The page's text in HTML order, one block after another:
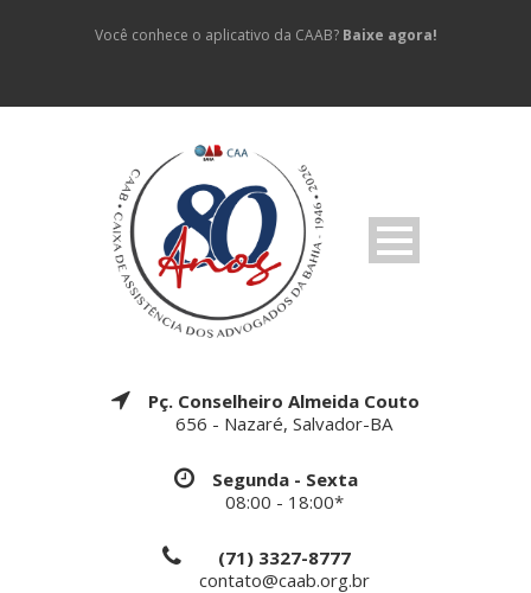
Você conhece o aplicativo da CAAB? Baixe agora!
Pç. Conselheiro Almeida Couto
656 - Nazaré, Salvador-BA
Segunda - Sexta
08:00 - 18:00*
(71) 3327-8777
contato@caab.org.br